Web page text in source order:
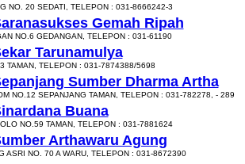
NO. 20 SEDATI, TELEPON : 031-8666242-3
Gemah Ripah
NO.6 GEDANGAN, TELEPON : 031-61190
Tarunamulya
TAMAN, TELEPON : 031-7874388/5698
Sumber Dharma Artha
NO.12 SEPANJANG TAMAN, TELEPON : 031-782278, - 289
Buana
NO.59 TAMAN, TELEPON : 031-7881624
Arthawaru Agung
ASRI NO. 70 A WARU, TELEPON : 031-8672390